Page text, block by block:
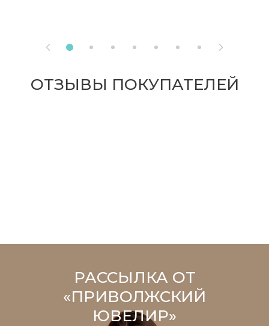
 
ОТЗЫВЫ ПОКУПАТЕЛЕЙ
РАССЫЛКА ОТ
«ПРИВОЛЖСКИЙ
ЮВЕЛИР»